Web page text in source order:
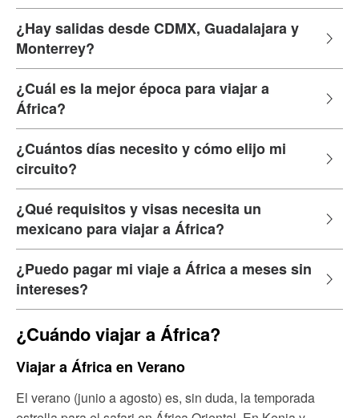
¿Hay salidas desde CDMX, Guadalajara y
Monterrey?
¿Cuál es la mejor época para viajar a
África?
¿Cuántos días necesito y cómo elijo mi
circuito?
¿Qué requisitos y visas necesita un
mexicano para viajar a África?
¿Puedo pagar mi viaje a África a meses sin
intereses?
¿Cuándo viajar a África?
Viajar a África en Verano
El verano (junio a agosto) es, sin duda, la temporada